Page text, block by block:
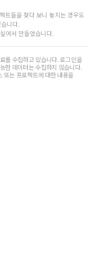
트들을 찾다 보니 놓치는 경우도
니다.
어서 만들었습니다.
를 수집하고 있습니다. 로그인을
한 데이터는 수집하지 않습니다.
또는 프로젝트에 대한 내용을